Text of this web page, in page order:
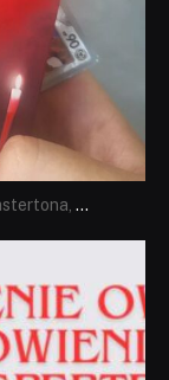
...